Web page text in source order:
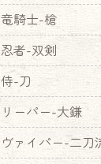
竜騎士-槍
忍者-双剣
侍-刀
リーパー-大鎌
ヴァイパー-二刀